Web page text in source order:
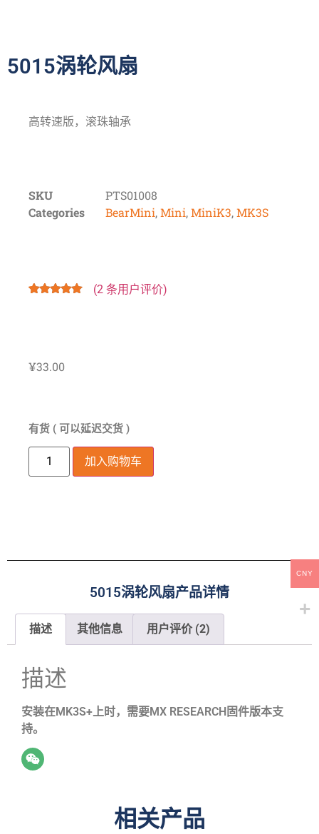
5015涡轮风扇
高转速版，滚珠轴承
SKU
PTS01008
Categories
BearMini,Mini,MiniK3,MK3S
(2 条用户评价)
¥33.00
有货 ( 可以延迟交货 )
加入购物车
5015涡轮风扇产品详情
描述 其他信息 用户评价 (2)
描述
安装在MK3S+上时，需要MX RESEARCH固件版本支
持。
相关产品
CNY